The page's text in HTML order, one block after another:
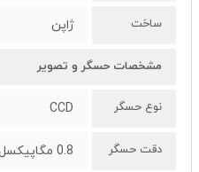
ساخت ژاپن
مشخصات حسگر و تصویر
نوع حسگر CCD
دقت حسگر 0.8 مگاپیکسل